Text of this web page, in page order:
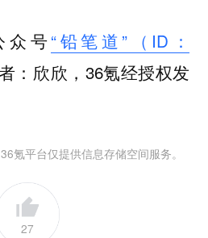
众号“铅笔道”（ID：
：欣欣，36氪经授权发
氪平台仅提供信息存储空间服务。
27